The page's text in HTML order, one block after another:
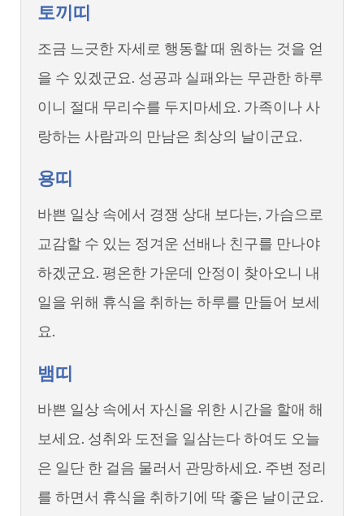
토끼띠
조금 느긋한 자세로 행동할 때 원하는 것을 얻
을 수 있겠군요. 성공과 실패와는 무관한 하루
이니 절대 무리수를 두지마세요. 가족이나 사
랑하는 사람과의 만남은 최상의 날이군요.
용띠
바쁜 일상 속에서 경쟁 상대 보다는, 가슴으로
교감할 수 있는 정겨운 선배나 친구를 만나야
하겠군요. 평온한 가운데 안정이 찾아오니 내
일을 위해 휴식을 취하는 하루를 만들어 보세
요.
뱀띠
바쁜 일상 속에서 자신을 위한 시간을 할애 해
보세요. 성취와 도전을 일삼는다 하여도 오늘
은 일단 한 걸음 물러서 관망하세요. 주변 정리
를 하면서 휴식을 취하기에 딱 좋은 날이군요.